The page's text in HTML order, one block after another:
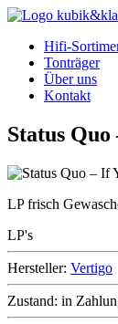
Hifi-
Tonträger
Über uns
Kontakt
Status Quo
LP frisch
LP's
Hersteller: Vertigo
Zustand: in